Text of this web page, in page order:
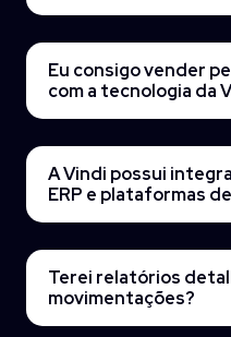
Eu consigo vender
com a tecnologia da
A Vindi possui
ERP e plataformas
Terei relatórios
movimentações?